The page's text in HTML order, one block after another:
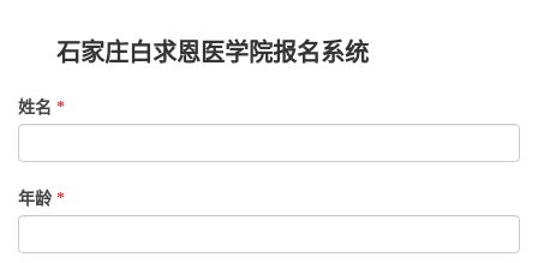
石家庄白求恩医学院报名系统
If
are
human,
leave
this
姓名 *
年龄 *